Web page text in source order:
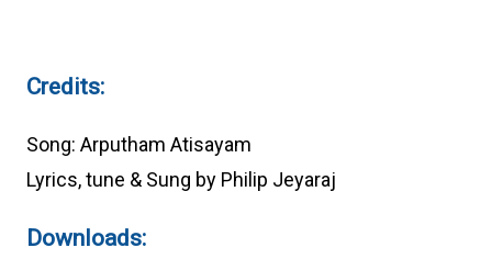
Credits:
Song: Arputham Atisayam
Lyrics, tune & Sung by Philip Jeyaraj
Downloads: